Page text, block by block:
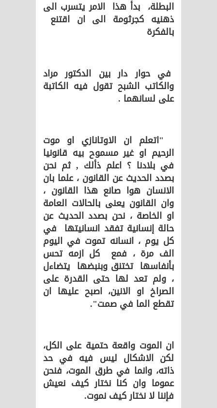
البطلة، بدأ هذا الامر يتسرب الى
ذهنيه كجرثومة الى ان اقتنع
بالفكرة
في حوار دار بين الدكتور مراد
والكاتب الشبح تقول فيه الكاتبة
على لسانهما .
"اتعلم ان الاوتانازي او موت
الرحيم او غير مسموح بيه قانونيا
في بلادنا ؟ اعلم ذألك , ثم نحن
بصدد الحديث عن القانون ، علما بان
الانسان هوا صانع هذا القانون ،
وان القانون يعنى بالحالات العامة
او الخاصة ، نحن بصدد الحديث عن
حالة إنسانية تفقد انسانيتها في
كل يوم ، انسانه تموت في اليوم
الف مرة ، فمع كل ازمه تحس
بأنفاسها تختنق وبنبضها يتضاءل
، ولم تعد لها حتى القدرة على
الصراخ او الانين، اصبح عليها ان
تقطع الما في صمت".
ان الموت واقعة حتمية على الكل،
لكن الاشكال ليس فيه في حد
ذاته، وانما في طرق الموت، فنحن
عموما وان كنا نختار كيف نعيش
فإننا لا نختار كيف نموت.